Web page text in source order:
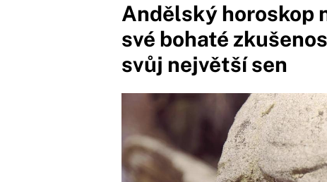
Andělský horoskop
své bohaté
svůj největší sen